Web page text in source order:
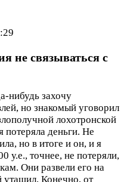
не связываться с
нибудь захочу
но знакомый уговорил
лохотронской
потеряла деньги. Не
но в итоге и он, и я
у.е., точнее, не потеряли,
Они развели его на
утащил. Конечно, от